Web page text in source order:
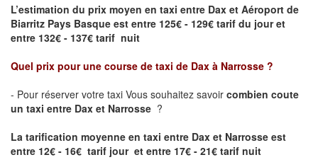
L’estimation du prix moyen en taxi entre Dax et Aéroport de
Biarritz Pays Basque est entre 125€ - 129€ tarif du jour et
entre 132€ - 137€ tarif nuit
Quel prix pour une course de taxi de Dax à Narrosse ?
- Pour réserver votre taxi Vous souhaitez savoir combien coute
un taxi entre Dax et Narrosse ?
La tarification moyenne en taxi entre Dax et Narrosse est
entre 12€ - 16€ tarif jour et entre 17€ - 21€ tarif nuit